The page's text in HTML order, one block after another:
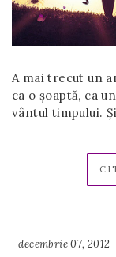
A mai trecut un
ca o șoaptă, ca
vântul timpului.
decembrie 07, 2012